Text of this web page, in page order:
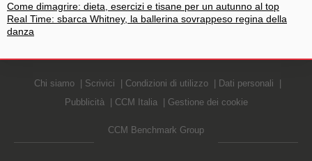
Come dimagrire: dieta, esercizi e tisane per un autunno al top
Real Time: sbarca Whitney, la ballerina sovrappeso regina della
danza
Chi siamo Scrivici Condizioni di utilizzo
Dati personali
Pubblicità
CCM Italia Gestione dei cookie
CCM Benchmark Group